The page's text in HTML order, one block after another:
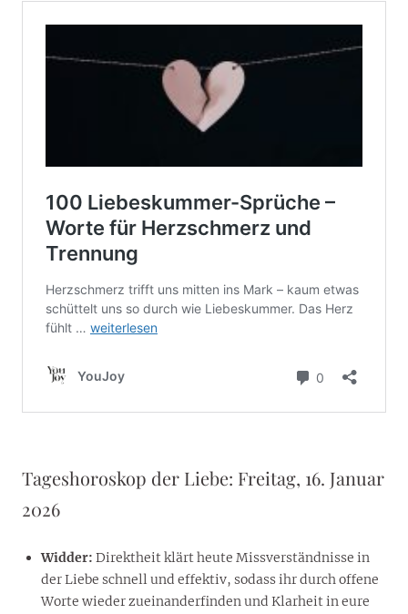
Tageshoroskop der Liebe: Freitag, 16. Januar
2026
Widder: Direktheit klärt heute Missverständnisse in
der Liebe schnell und effektiv, sodass ihr durch offene
Worte wieder zueinanderfinden und Klarheit in eure